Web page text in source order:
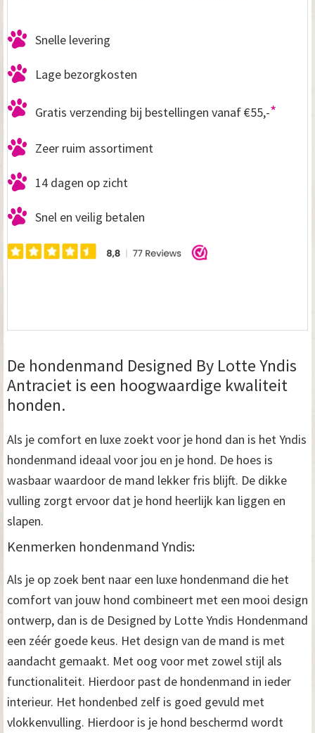
Snelle levering
Lage bezorgkosten
Gratis verzending bij bestellingen vanaf €55,-*
Zeer ruim assortiment
14 dagen op zicht
Snel en veilig betalen
De hondenmand Designed By Lotte Yndis
Antraciet is een hoogwaardige kwaliteit
honden.
Als je comfort en luxe zoekt voor je hond dan is het Yndis
hondenmand ideaal voor jou en je hond. De hoes is
wasbaar waardoor de mand lekker fris blijft. De dikke
vulling zorgt ervoor dat je hond heerlijk kan liggen en
slapen.
Kenmerken hondenmand Yndis:
Als je op zoek bent naar een luxe hondenmand die het
comfort van jouw hond combineert met een mooi design
ontwerp, dan is de Designed by Lotte Yndis Hondenmand
een zéér goede keus. Het design van de mand is met
aandacht gemaakt. Met oog voor met zowel stijl als
functionaliteit. Hierdoor past de hondenmand in ieder
interieur. Het hondenbed zelf is goed gevuld met
vlokkenvulling. Hierdoor is je hond beschermd wordt